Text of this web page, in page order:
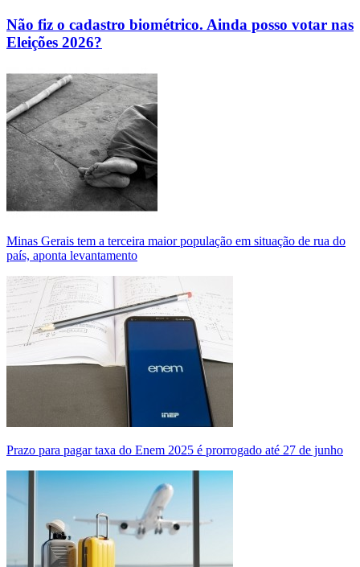
Não fiz o cadastro biométrico. Ainda posso votar nas
Eleições 2026?
Minas Gerais tem a terceira maior população em situação de rua do
país, aponta levantamento
Prazo para pagar taxa do Enem 2025 é prorrogado até 27 de junho